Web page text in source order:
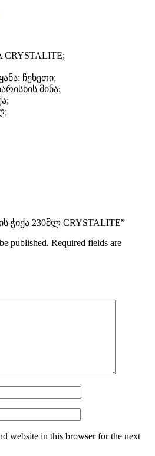
ჩეხეთი;
მინა;
ჭიქა 230მლ CRYSTALITE”
published. Required fields are
website in this browser for the next